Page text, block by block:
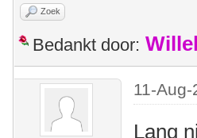
Zoek
Bedankt door:
11-
Lang